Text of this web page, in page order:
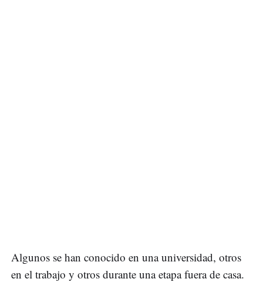
Algunos se han conocido en una universidad, otros
en el trabajo y otros durante una etapa fuera de casa.